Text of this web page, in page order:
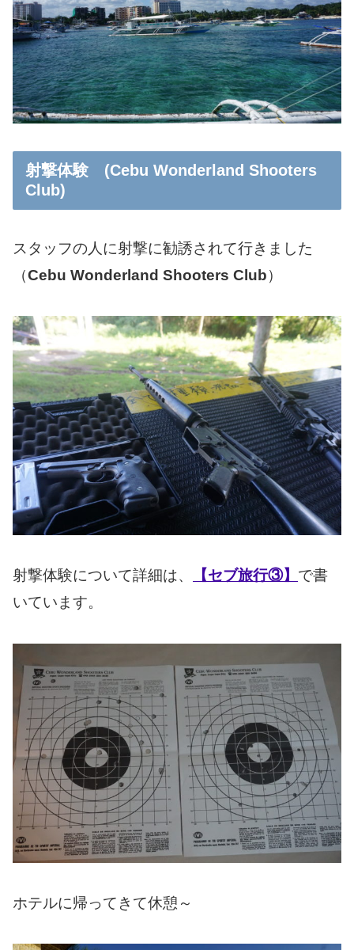
射撃体験 (Cebu Wonderland Shooters
Club)
スタッフの人に射撃に勧誘されて行きました
（Cebu Wonderland Shooters Club）
射撃体験について詳細は、 【セブ旅行③】 で書
いています。
ホテルに帰ってきて休憩～